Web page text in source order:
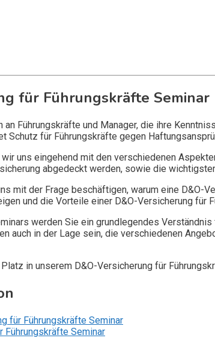
für Führungskräfte Seminar
Führungskräfte und Manager, die ihre
Schutz für Führungskräfte gegen
uns eingehend mit den verschiedenen
abgedeckt werden, sowie die
mit der Frage beschäftigen, warum eine
und die Vorteile einer D&O-Versicherung für
werden Sie ein grundlegendes
auch in der Lage sein, die verschiedenen
in unserem D&O-Versicherung für
für Führungskräfte Seminar
Führungskräfte Seminar